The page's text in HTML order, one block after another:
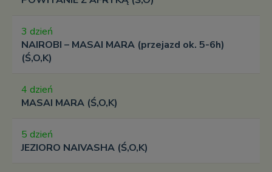
3 dzień
NAIROBI – MASAI MARA (przejazd ok. 5-6h)
(Ś,O,K)
4 dzień
MASAI MARA (Ś,O,K)
5 dzień
JEZIORO NAIVASHA (Ś,O,K)